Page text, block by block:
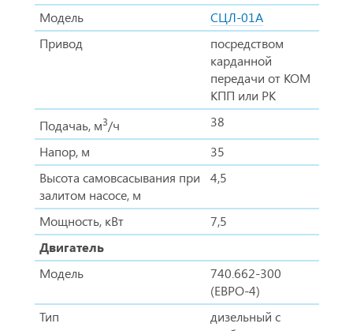
Модель
СЦЛ-01А
Привод
посредством
карданной
передачи от КОМ
КПП или РК
Подачаь, м3/ч
38
Напор, м
35
Высота самовсасывания при
залитом насосе, м
4,5
Мощность, кВт
7,5
Двигатель
Модель
740.662-300
(ЕВРО-4)
Тип
дизельный с